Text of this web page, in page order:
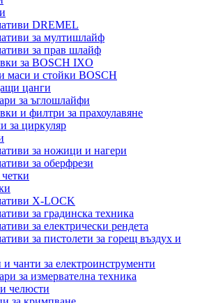
DREMEL
за мултишлайф
за прав шлайф
за BOSCH IXO
маси и стойки BOSCH
цанги
за ъглошлайфи
и филтри за прахоулавяне
за циркуляр
за ножици и нагери
за оберфрези
X-LOCK
за градинска техника
за електрически рендета
за пистолети за горещ въздух и
чанти за електроинструменти
за измервателна техника
челюсти